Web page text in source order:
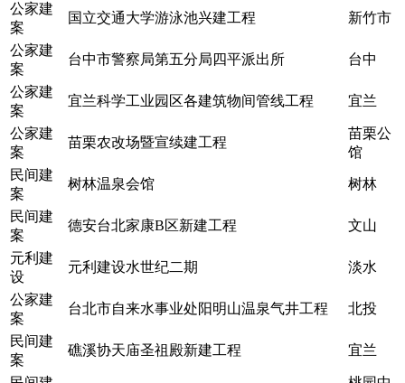
公家建
案
国立交通大学游泳池兴建工程 新竹市
公家建
案
台中市警察局第五分局四平派出所 台中
公家建
案
宜兰科学工业园区各建筑物间管线工程 宜兰
公家建
案
苗栗农改场暨宣续建工程
苗栗公
馆
民间建
案
树林温泉会馆 树林
民间建
案
德安台北家康B区新建工程 文山
元利建
设
元利建设水世纪二期 淡水
公家建
案
台北市自来水事业处阳明山温泉气井工程 北投
民间建
案
礁溪协天庙圣祖殿新建工程 宜兰